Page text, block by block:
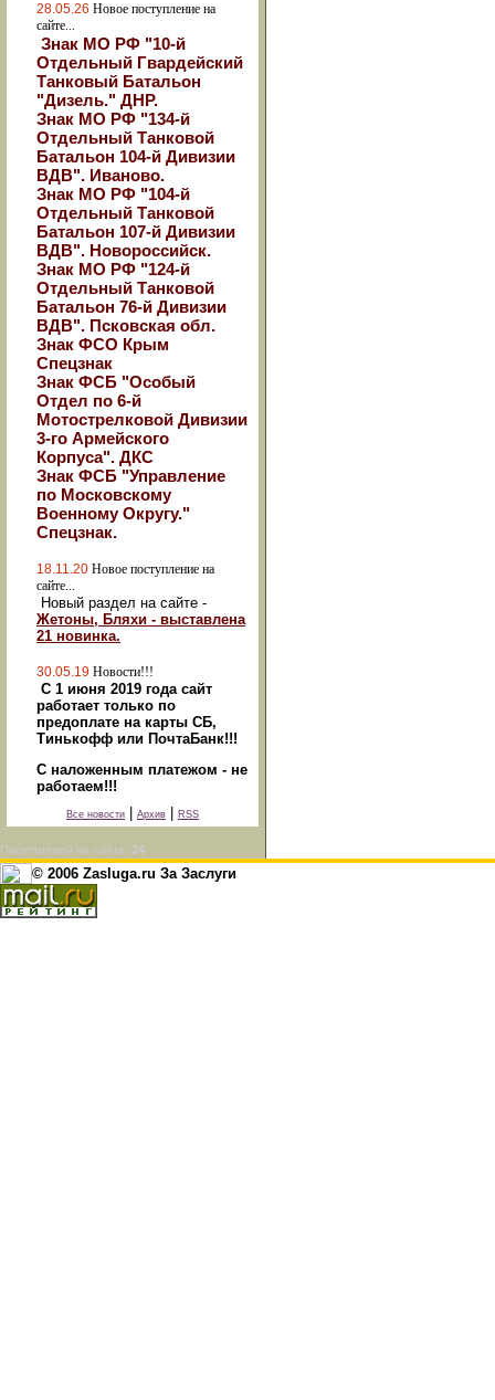
28.05.26 Новое поступление на
сайте...
Знак МО РФ "10-й
Отдельный Гвардейский
Танковый Батальон
"Дизель." ДНР.
Знак МО РФ "134-й
Отдельный Танковой
Батальон 104-й Дивизии
ВДВ". Иваново.
Знак МО РФ "104-й
Отдельный Танковой
Батальон 107-й Дивизии
ВДВ". Новороссийск.
Знак МО РФ "124-й
Отдельный Танковой
Батальон 76-й Дивизии
ВДВ". Псковская обл.
Знак ФСО Крым
Спецзнак
Знак ФСБ "Особый
Отдел по 6-й
Мотострелковой Дивизии
3-го Армейского
Корпуса". ДКС
Знак ФСБ "Управление
по Московскому
Военному Округу."
Спецзнак.
18.11.20 Новое поступление на
сайте...
Новый раздел на сайте -
Жетоны, Бляхи - выставлена
21 новинка.
30.05.19 Новости!!!
С 1 июня 2019 года сайт
работает только по
предоплате на карты СБ,
Тинькофф или ПочтаБанк!!!
С наложенным платежом - не
работаем!!!
Все новости Архив RSS
Посетителей на сайте: 24
© 2006 Zasluga.ru За Заслуги